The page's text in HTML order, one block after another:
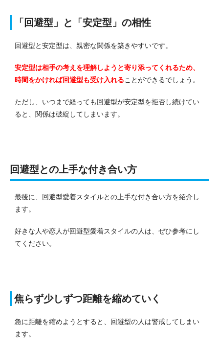
「回避型」と「安定型」の相性
回避型と安定型は、親密な関係を築きやすいです。
安定型は相手の考えを理解しようと寄り添ってくれるため、
時間をかければ回避型も受け入れることができるでしょう。
ただし、いつまで経っても回避型が安定型を拒否し続けてい
ると、関係は破綻してしまいます。
回避型との上手な付き合い方
最後に、回避型愛着スタイルとの上手な付き合い方を紹介し
ます。
好きな人や恋人が回避型愛着スタイルの人は、ぜひ参考にし
てください。
焦らず少しずつ距離を縮めていく
急に距離を縮めようとすると、回避型の人は警戒してしまい
ます。